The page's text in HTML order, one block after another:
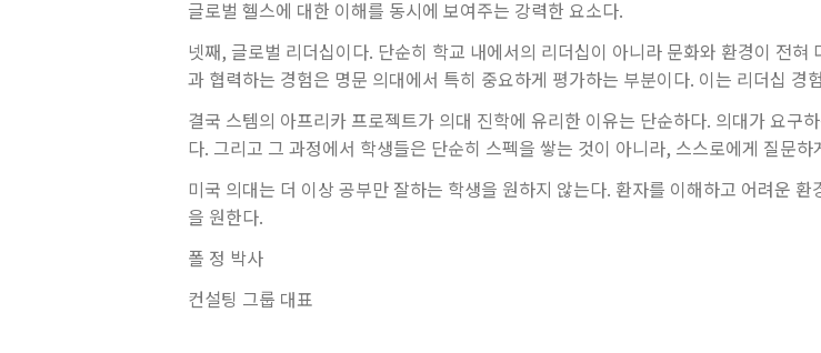
글로벌 헬스에 대한 이해를 동시에 보여주는 강력한 요소다.
넷째, 글로벌 리더십이다. 단순히 학교 내에서의 리더십이 아니라 문화와 환경이 전
과 협력하는 경험은 명문 의대에서 특히 중요하게 평가하는 부분이다. 이는 리더십 경
결국 스템의 아프리카 프로젝트가 의대 진학에 유리한 이유는 단순하다. 의대가 요구
다. 그리고 그 과정에서 학생들은 단순히 스펙을 쌓는 것이 아니라, 스스로에게 질문
미국 의대는 더 이상 공부만 잘하는 학생을 원하지 않는다. 환자를 이해하고 어려운
을 원한다.
폴 정 박사
컨설팅 그룹 대표